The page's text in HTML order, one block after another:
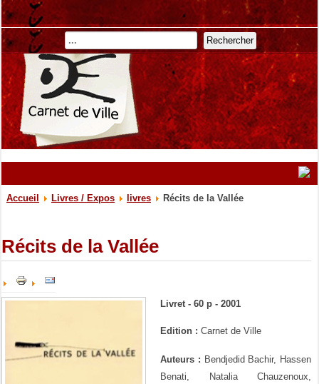
Rechercher
Accueil Livres / Expos livres Récits de la Vallée
Récits de la Vallée
Livret - 60 p - 2001
Edition : Carnet de Ville
Auteurs : Bendjedid Bachir, Hassen
Benati, Natalia Chauzenoux,